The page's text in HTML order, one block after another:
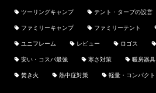
ツーリングキャンプ テント・タープの設営
ファミリーキャンプ ファミリーテント
ユニフレーム レビュー ロゴス
安い・コスパ最強 寒さ対策 暖房器具
焚き火 熱中症対策 軽量・コンパクト